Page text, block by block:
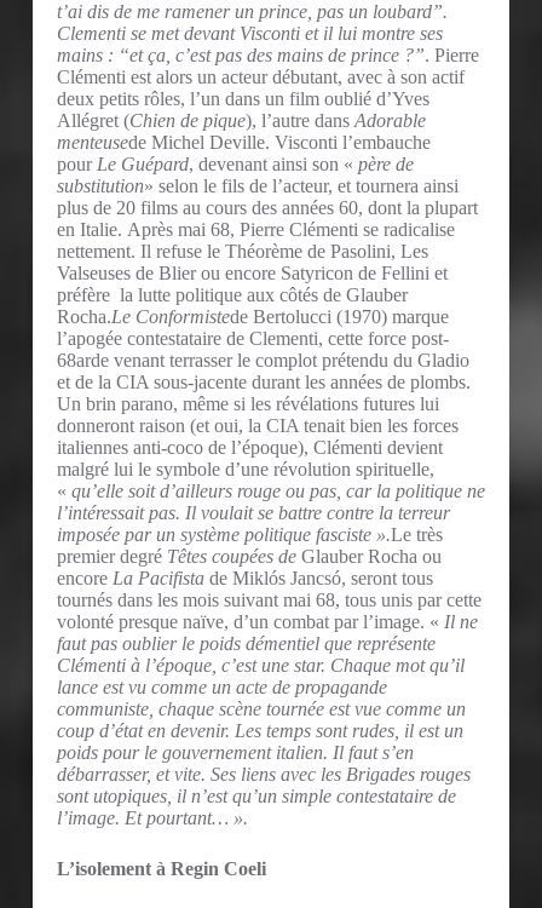
t’ai dis de me ramener un prince, pas un loubard”.
Clementi se met devant Visconti et il lui montre ses
mains : “et ça, c’est pas des mains de prince ?”. Pierre
Clémenti est alors un acteur débutant, avec à son actif
deux petits rôles, l’un dans un film oublié d’Yves
Allégret (Chien de pique), l’autre dansAdorable
menteusede Michel Deville. Visconti l’embauche
pourLe Guépard, devenant ainsi son « père de
substitution» selon le fils de l’acteur, et tournera ainsi
plus de 20 films au cours des années 60, dont la plupart
en Italie. Après mai 68, Pierre Clémenti se radicalise
nettement. Il refuse le Théorème de Pasolini, Les
Valseuses de Blier ou encore Satyricon de Fellini et
préfère la lutte politique aux côtés de Glauber
Rocha.Le Conformistede Bertolucci (1970) marque
l’apogée contestataire de Clementi, cette force post-
68arde venant terrasser le complot prétendu du Gladio
et de la CIA sous-jacente durant les années de plombs.
Un brin parano, même si les révélations futures lui
donneront raison (et oui, la CIA tenait bien les forces
italiennes anti-coco de l’époque), Clémenti devient
malgré lui le symbole d’une révolution spirituelle,
« qu’elle soit d’ailleurs rouge ou pas, car la politique ne
l’intéressait pas. Il voulait se battre contre la terreur
imposée par un système politique fasciste ».Le très
premier degré Têtes coupées de Glauber Rocha ou
encore La Pacifista de Miklós Jancsó, seront tous
tournés dans les mois suivant mai 68, tous unis par cette
volonté presque naïve, d’un combat par l’image. « Il ne
faut pas oublier le poids démentiel que représente
Clémenti à l’époque, c’est une star. Chaque mot qu’il
lance est vu comme un acte de propagande
communiste, chaque scène tournée est vue comme un
coup d’état en devenir. Les temps sont rudes, il est un
poids pour le gouvernement italien. Il faut s’en
débarrasser, et vite. Ses liens avec les Brigades rouges
sont utopiques, il n’est qu’un simple contestataire de
l’image. Et pourtant… ».
L’isolement à Regin Coeli